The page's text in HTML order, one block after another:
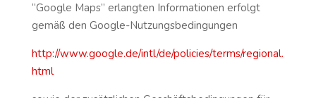
“Google Maps” erlangten Informationen erfolgt
gemäß den Google-Nutzungsbedingungen
http://www.google.de/intl/de/policies/terms/regional.
html